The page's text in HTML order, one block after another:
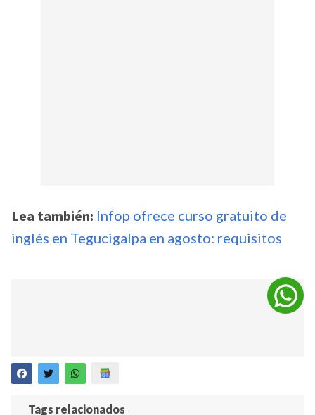
Lea también: Infop ofrece curso gratuito de
inglés en Tegucigalpa en agosto: requisitos
Tags relacionados